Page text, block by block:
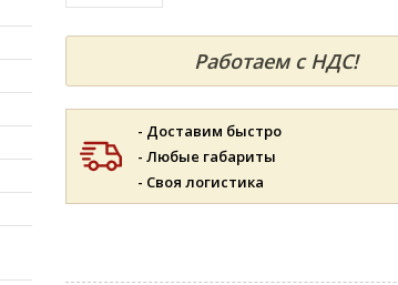
Работаем с НДС!
- Доставим быстро
- Любые габариты
- Своя логистика